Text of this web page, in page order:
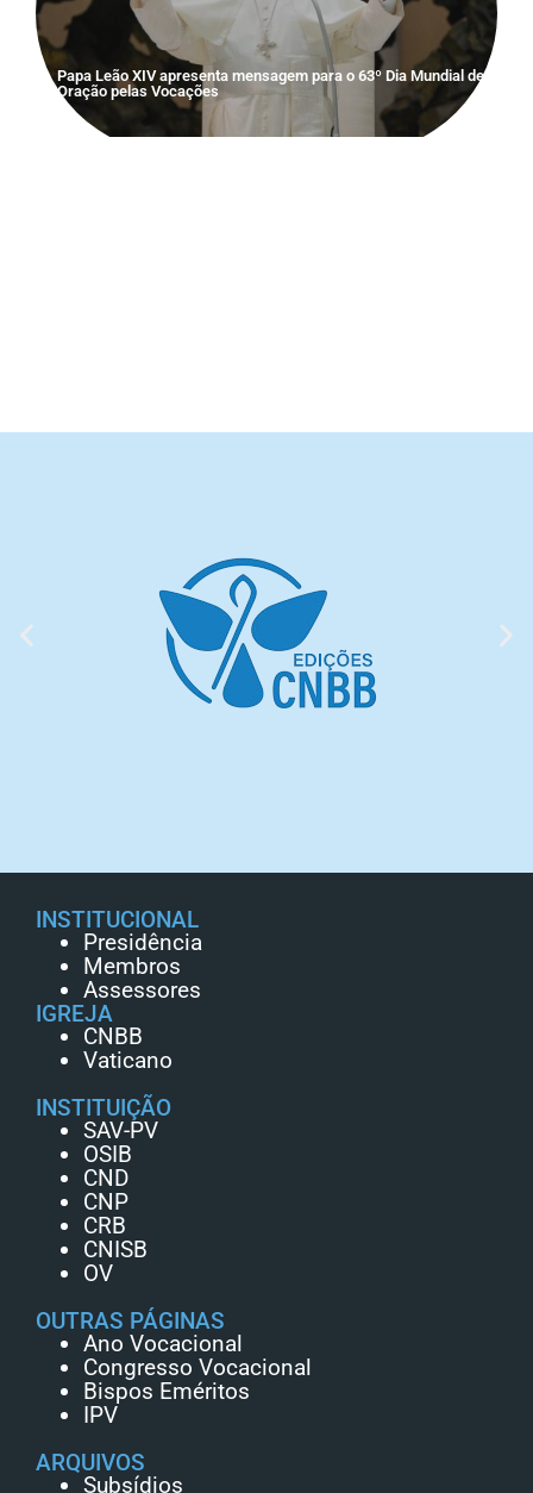
Papa Leão XIV apresenta mensagem para o 63º Dia Mundial de
Oração pelas Vocações
INSTITUCIONAL
Presidência
Membros
Assessores
IGREJA
CNBB
Vaticano
INSTITUIÇÃO
SAV-PV
OSIB
CND
CNP
CRB
CNISB
OV
OUTRAS PÁGINAS
Ano Vocacional
Congresso Vocacional
Bispos Eméritos
IPV
ARQUIVOS
Subsídios